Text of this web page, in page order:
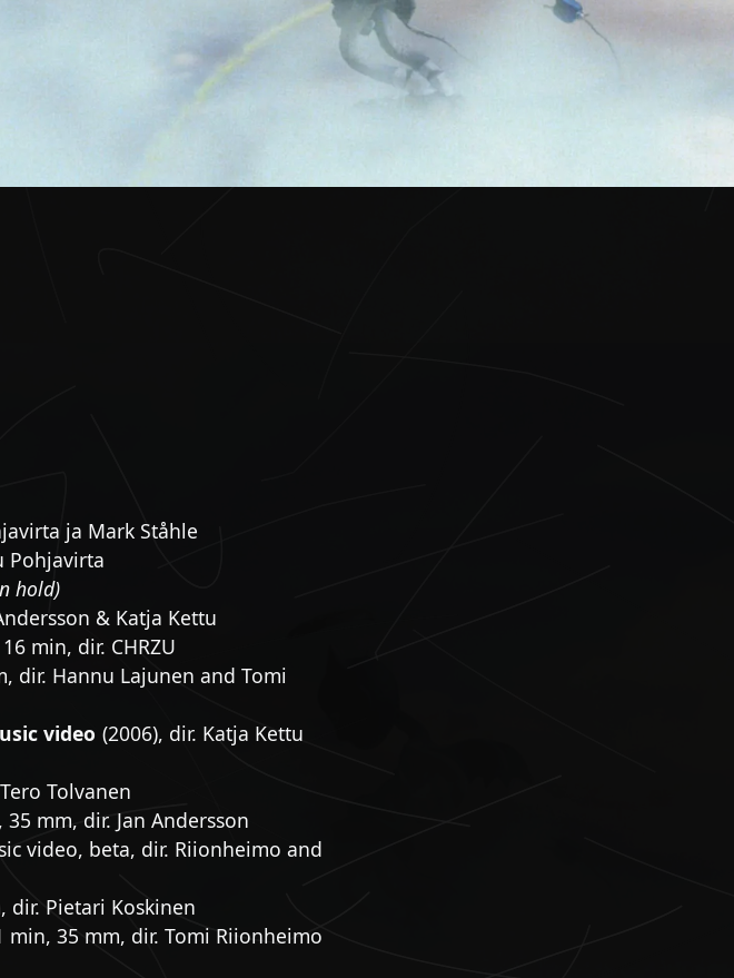
ja Mark Ståhle
Pohjavirta
hold)
& Katja Kettu
min, dir. CHRZU
dir. Hannu Lajunen and Tomi
video (2006), dir. Katja Kettu
Tolvanen
35 mm, dir. Jan Andersson
video, beta, dir. Riionheimo and
dir. Pietari Koskinen
min, 35 mm, dir. Tomi Riionheimo